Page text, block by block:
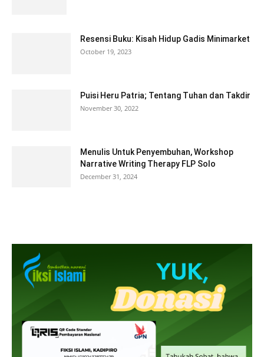
Resensi Buku: Kisah Hidup Gadis Minimarket
October 19, 2023
Puisi Heru Patria; Tentang Tuhan dan Takdir
November 30, 2022
Menulis Untuk Penyembuhan, Workshop
Narrative Writing Therapy FLP Solo
December 31, 2024